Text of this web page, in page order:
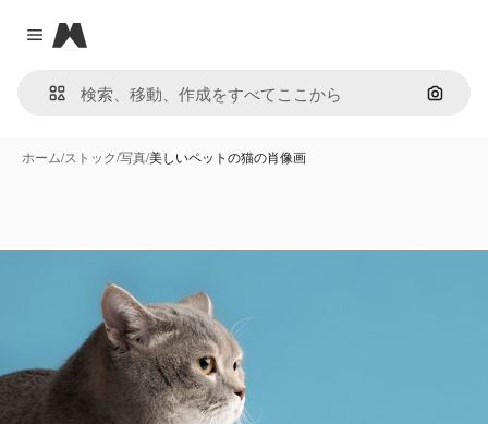
Close menu
Magnific
画像で
ホーム/ストック/写真/美しいペットの猫の肖像画